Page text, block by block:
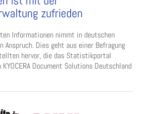
zufrieden
Informationen nimmt in deutschen
Dies geht aus einer Befragung
hervor, die das Statistikportal
Document Solutions Deutschland